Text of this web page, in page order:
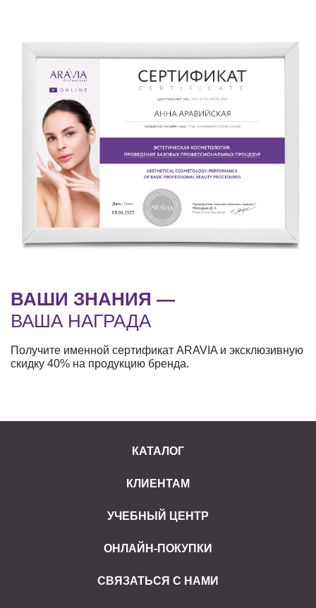
ВАШИ ЗНАНИЯ —
ВАША НАГРАДА
Получите именной сертификат ARAVIA и эксклюзивную
скидку 40% на продукцию бренда.
КАТАЛОГ
КЛИЕНТАМ
УЧЕБНЫЙ ЦЕНТР
ОНЛАЙН-ПОКУПКИ
СВЯЗАТЬСЯ С НАМИ